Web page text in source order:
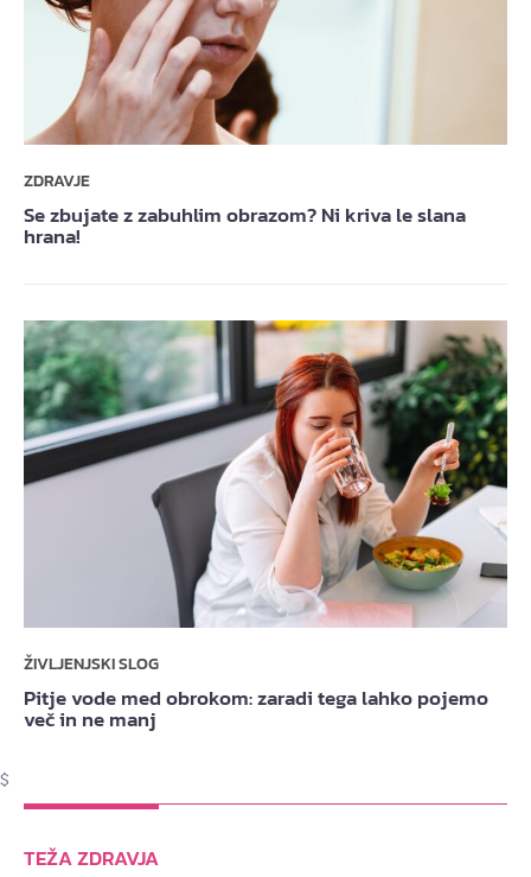
ZDRAVJE
Se zbujate z zabuhlim obrazom? Ni kriva le slana
hrana!
ŽIVLJENJSKI SLOG
Pitje vode med obrokom: zaradi tega lahko pojemo
več in ne manj
$
TEŽA ZDRAVJA